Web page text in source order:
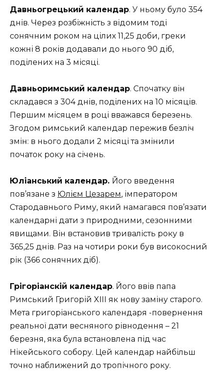
Давньогрецький календар. У ньому було 354
днів. Через розбіжність з відомим тоді
сонячним роком на цілих 11,25 доби, греки
кожні 8 років додавали до нього 90 діб,
поділених на 3 місяці.
Давньоримський календар. Спочатку він
складався з 304 днів, поділених на 10 місяців.
Першим місяцем в році вважався березень.
Згодом римський календар пережив безліч
змін: в нього додали 2 місяці та змінили
початок року на січень.
Юліанський календар. Його введення
пов’язане з Юлієм Цезарем, імператором
Стародавнього Риму, який намагався пов’язати
календарні дати з природними, сезонними
явищами. Він встановив тривалість року в
365,25 днів. Раз на чотири роки був високосний
рік (366 сонячних діб).
Грігоріанскій календар. Його ввів папа
Римський Григорій XIII як нову заміну старого.
Мета григоріанського календаря -повернення
реальної дати весняного рівнодення – 21
березня, яка була встановлена ​​під час
Нікейського собору. Цей календар найбільш
точно наближений до тропічного року.